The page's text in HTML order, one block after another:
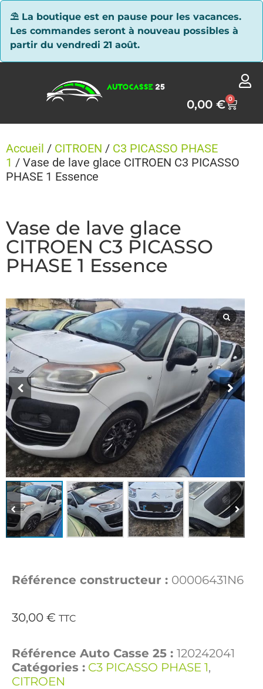
⛱ La boutique est en pause pour les vacances.
Les commandes seront à nouveau possibles à
partir du vendredi 21 août.
0,00€ 0
Accueil / CITROEN / C3 PICASSO PHASE
1 / Vase de lave glace CITROEN C3 PICASSO
PHASE 1 Essence
Vase de lave glace
CITROEN C3 PICASSO
PHASE 1 Essence
Référence constructeur : 00006431N6
30,00 € TTC
Référence Auto Casse 25 : 120242041
Catégories : C3 PICASSO PHASE 1,
CITROEN
Panneau de gestion des cookies